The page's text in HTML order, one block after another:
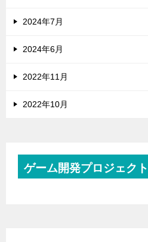
2024年7月
2024年6月
2022年11月
2022年10月
ゲーム開発プロジェクト